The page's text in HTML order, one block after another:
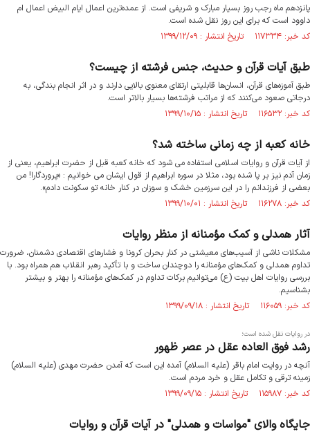
پانزدهم ماه رجب روز بسیار مبارک و شریفی است. از عمده‌ترین اعمال ایام البیض اعمال ام
داوود است که برای این روز نقل شده است.
کد خبر: ۱۱۷۳۳۴ تاریخ انتشار : ۱۳۹۹/۱۲/۰۹
طبق آیات قرآن و حدیث، جنس فرشته از چیست؟
طبق آموزه‌های قرآن، انسان‌ها قابلیتی ارتقای معنوی بالایی دارند و در اثر انجام بندگی، به
درجاتی صعود می‌کنند که از مراتب فرشته‌ها بسیار بالاتر است.
کد خبر: ۱۱۶۵۳۲ تاریخ انتشار : ۱۳۹۹/۱۰/۱۵
خانه کعبه از چه زمانی ساخته شد؟
از آیات قرآن و روایات اسلامی استفاده می شود که خانه کعبه قبل از حضرت ابراهیم، یعنی از
زمان آدم نیز بر پا شده بود، مثلا در سوره ابراهیم از قول ایشان می خوانیم : «پروردگارا! من
بعضی از فرزندانم را در این سرزمین خشک و سوزان در کنار خانه تو سکونت دادم».
کد خبر: ۱۱۶۲۷۸ تاریخ انتشار : ۱۳۹۹/۱۰/۰۱
آثار همدلی و کمک مؤمنانه از منظر روایات
مشکلات ناشی از آسیب‌های معیشتی در کنار بحران کرونا و فشارهای اقتصادی دشمنان، ضرورت
تداوم همدلی و کمک‌های مؤمنانه را دوچندان ساخت و با تأکید رهبر انقلاب هم همراه بود. با
بررسی روایات اهل بیت (ع) می‌توانیم برکات تداوم در کمک‌های مؤمنانه را بهتر و بیشتر
بشناسیم.
کد خبر: ۱۱۶۰۵۹ تاریخ انتشار : ۱۳۹۹/۰۹/۱۸
در روایات نقل شده است؛
رشد فوق العاده عقل در عصر ظهور
آنچه در روایت امام باقر (علیه السلام) آمده این است که آمدن حضرت مهدی (علیه السلام)
زمینه ترقی و تکامل عقل و خرد مردم است.
کد خبر: ۱۱۵۹۸۷ تاریخ انتشار : ۱۳۹۹/۰۹/۱۵
جایگاه والای "مواسات و همدلی" در آیات قرآن و روایات